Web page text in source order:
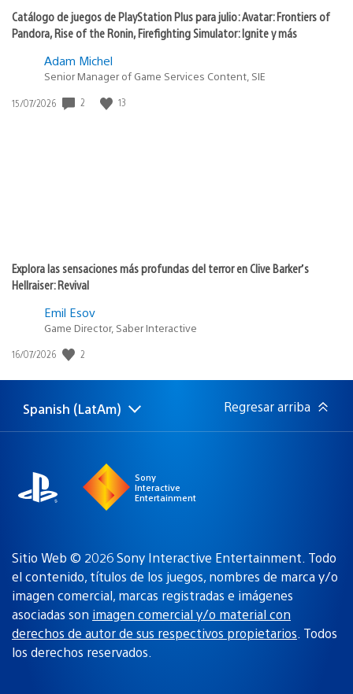
Catálogo de juegos de PlayStation Plus para julio: Avatar: Frontiers of
Pandora, Rise of the Ronin, Firefighting Simulator: Ignite y más
Adam Michel
Senior Manager of Game Services Content, SIE
Fecha
15/07/2026 2 13
Explora las sensaciones más profundas del terror en Clive Barker’s
Hellraiser: Revival
Emil Esov
Game Director, Saber Interactive
Fecha
publicación:
16/07/2026 2
Elige
una
Región
actual:
Spanish (LatAm) Regresar arriba
Sony
Interactive
Entertainment
Sitio Web © 2026 Sony Interactive Entertainment. Todo
el contenido, títulos de los juegos, nombres de marca y/o
imagen comercial, marcas registradas e imágenes
asociadas son imagen comercial y/o material con
derechos de autor de sus respectivos propietarios. Todos
los derechos reservados.